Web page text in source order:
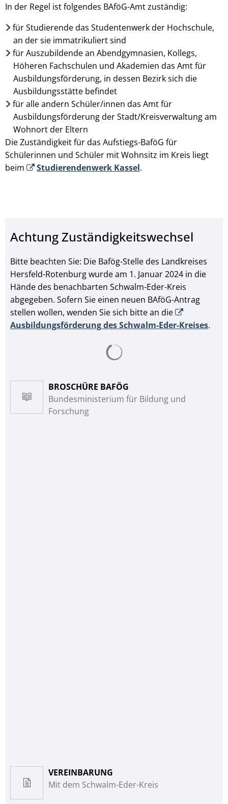
In der Regel ist folgendes BAföG-Amt zuständig:
für Studierende das Studentenwerk der Hochschule,
an der sie immatrikuliert sind
für Auszubildende an Abendgymnasien, Kollegs,
Höheren Fachschulen und Akademien das Amt für
Ausbildungsförderung, in dessen Bezirk sich die
Ausbildungsstätte befindet
für alle andern Schüler/innen das Amt für
Ausbildungsförderung der Stadt/Kreisverwaltung am
Wohnort der Eltern
Die Zuständigkeit für das Aufstiegs-BaföG für
Schülerinnen und Schüler mit Wohnsitz im Kreis liegt
beim
Studierendenwerk Kassel.
Achtung Zuständigkeitswechsel
Bitte beachten Sie: Die Bafög-Stelle des Landkreises
Hersfeld-Rotenburg wurde am 1. Januar 2024 in die
Hände des benachbarten Schwalm-Eder-Kreis
abgegeben. Sofern Sie einen neuen BAföG-Antrag
stellen wollen, wenden Sie sich bitte an die
Ausbildungsförderung des Schwalm-Eder-Kreises.
BROSCHÜRE BAFÖG
Bundesministerium für Bildung und
Forschung
VEREINBARUNG
Mit dem Schwalm-Eder-Kreis